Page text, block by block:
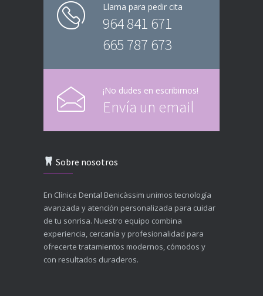
Llama para pedir cita
964 841 671
665 787 673
¡No dudes en escribirnos!
Envía un email
Sobre nosotros
En Clínica Dental Benicàssim unimos tecnología
avanzada y atención personalizada para cuidar
de tu sonrisa. Nuestro equipo combina
experiencia, cercanía y profesionalidad para
ofrecerte tratamientos modernos, cómodos y
con resultados duraderos.